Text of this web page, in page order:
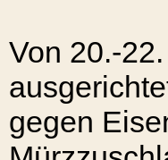
Von 20.-
gegen